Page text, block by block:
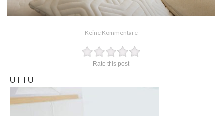
Keine Kommentare
Rate this post
UTTU